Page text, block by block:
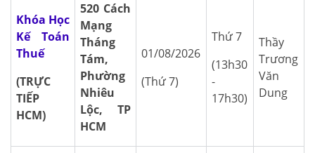
Khóa Học
Kế Toán
Thuế
(TRỰC
TIẾP
HCM)
520 Cách
Mạng
Tháng
Tám,
Phường
Nhiêu
Lộc, TP
HCM
01/08/2026
(Thứ 7)
Thứ 7
(13h30
-
17h30)
Thầy
Trương
Văn
Dung